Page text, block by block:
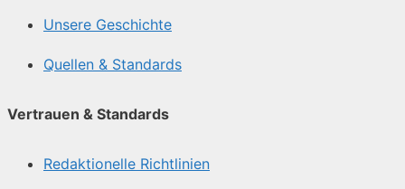
Unsere Geschichte
Quellen & Standards
Vertrauen & Standards
Redaktionelle Richtlinien